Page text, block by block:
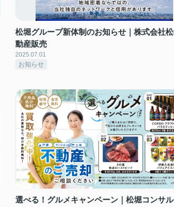
松堀グループ新体制のお知らせ｜株式会社
動産販売
2025.07.01
お知らせ
選べる！グルメキャンペーン｜松堀コンサ